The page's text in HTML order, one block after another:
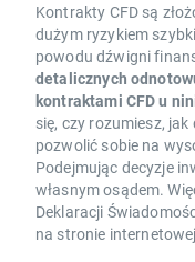
Kontrakty CFD są
dużym ryzykiem
powodu dźwigni
detalicznych
kontraktami CFD u
się, czy rozumiesz,
pozwolić sobie na
Podejmując decyzje
własnym osądem.
Deklaracji
na stronie